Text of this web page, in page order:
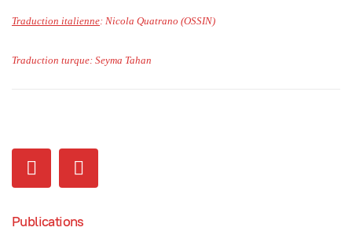
Traduction italienne: Nicola Quatrano (OSSIN)
Traduction turque: Seyma Tahan
Publications